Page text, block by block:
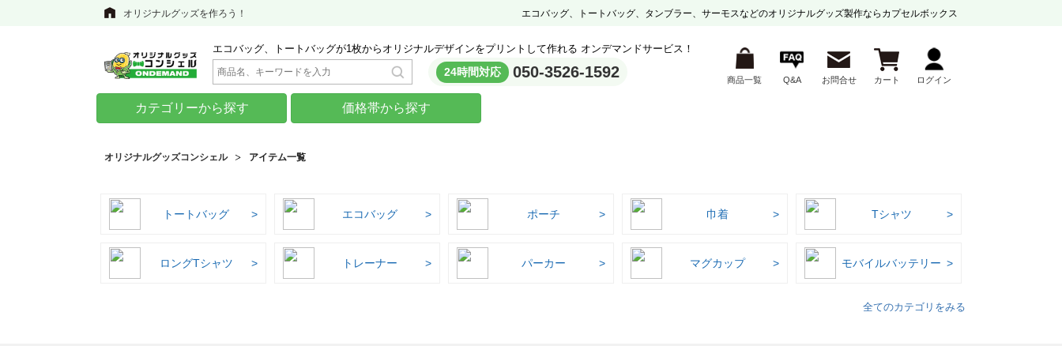
オリジナルグッズを作ろう！ エコバッグ、トートバッグ、タンブラー、サーモスなどのオリジナルグッズ製作ならカプセルボックス
エコバッグ、トートバッグが1枚からオリジナルデザインをプリントして作れる オンデマンドサービス！
24時間対応 050-3526-1592 商品一覧 Q&A お問合せ カート ログイン
カテゴリーから探す 価格帯から探す
オリジナルグッズコンシェル アイテム一覧
トートバッグ エコバッグ ポーチ 巾着 Tシャツ
ロングTシャツ トレーナー パーカー マグカップ モバイルバッテリー
全てのカテゴリをみる